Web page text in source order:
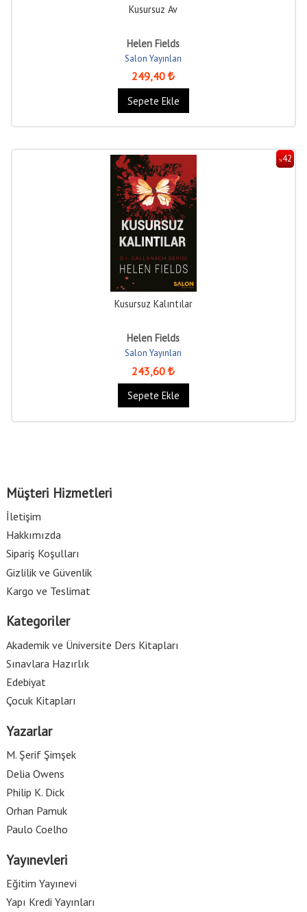
Kusursuz Av
Helen Fields
Salon Yayınları
249,40
Sepete Ekle
%42
Kusursuz Kalıntılar
Helen Fields
Salon Yayınları
243,60
Sepete Ekle
Müşteri Hizmetleri
İletişim
Hakkımızda
Sipariş Koşulları
Gizlilik ve Güvenlik
Kargo ve Teslimat
Kategoriler
Akademik ve Üniversite Ders Kitapları
Sınavlara Hazırlık
Edebiyat
Çocuk Kitapları
Yazarlar
M. Şerif Şimşek
Delia Owens
Philip K. Dick
Orhan Pamuk
Paulo Coelho
Yayınevleri
Eğitim Yayınevi
Yapı Kredi Yayınları